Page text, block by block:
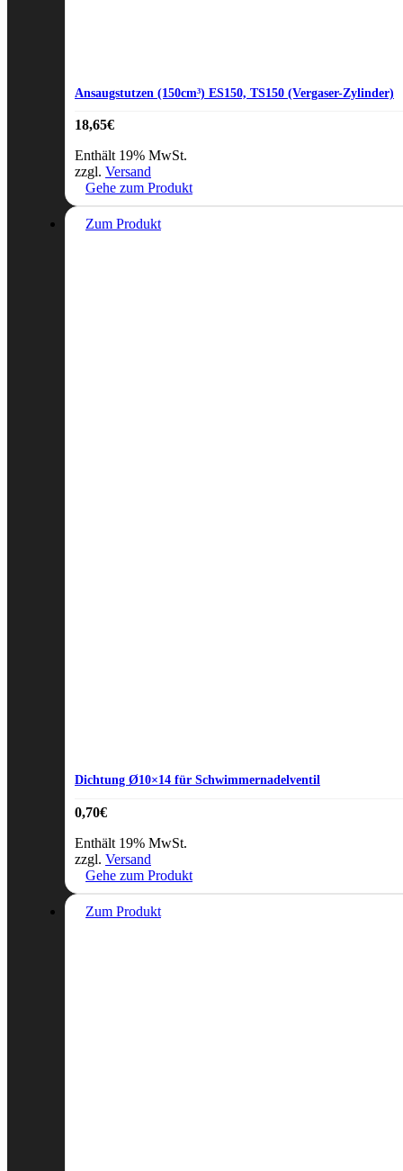
Ansaugstutzen (150cm³) ES150, TS150 (Vergaser-Zylinder)
18,65€
Enthält 19% MwSt.
zzgl. Versand
Gehe zum Produkt
Zum Produkt
Dichtung Ø10×14 für Schwimmernadelventil
0,70€
Enthält 19% MwSt.
zzgl. Versand
Gehe zum Produkt
Zum Produkt